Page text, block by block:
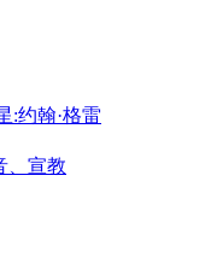
:约翰·格雷
、宣教